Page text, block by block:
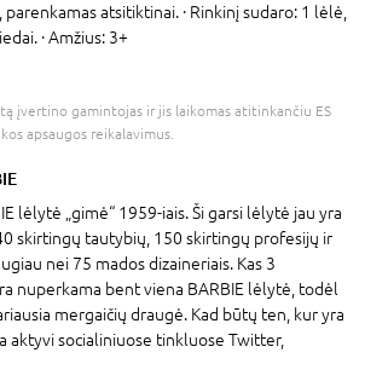
atsitiktinai. · Rinkinį sudaro: 1 lėlė,
· Amžius: 3+
įvertino gamintojas ir jis laikomas atitinkančiu ES
apsaugos reikalavimus.
lėlytė „gimė“ 1959-iais. Ši garsi lėlytė jau yra
skirtingų tautybių, 150 skirtingų profesijų ir
nei 75 mados dizaineriais. Kas 3
nuperkama bent viena BARBIE lėlytė, todėl
mergaičių draugė. Kad būtų ten, kur yra
aktyvi socialiniuose tinkluose Twitter,